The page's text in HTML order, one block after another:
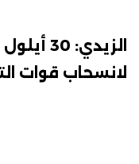
الزيدي:
لانسحاب قوات